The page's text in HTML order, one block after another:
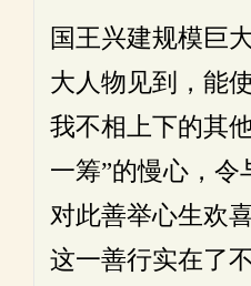
国王兴建规模巨
大人物见到，能
我不相上下的其
一筹”的慢心，令
对此善举心生欢
这一善行实在了